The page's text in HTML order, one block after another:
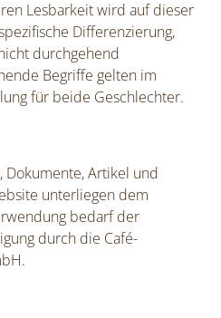
Lesbarkeit wird auf dieser
Differenzierung,
durchgehend
Begriffe gelten im
für beide Geschlechter.
Dokumente, Artikel und
unterliegen dem
bedarf der
durch die Café-